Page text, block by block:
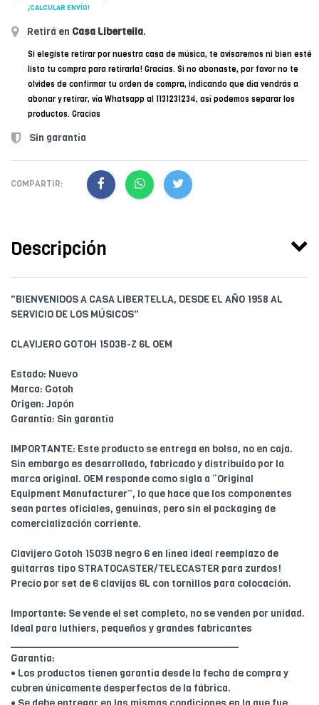
¡CALCULAR ENVÍO!
Retirá en Casa Libertella.
Si elegiste retirar por nuestra casa de música, te avisaremos ni bien esté
lista tu compra para retirarla! Gracias. Si no abonaste, por favor no te
olvides de confirmar tu orden de compra, indicando que día vendrás a
abonar y retirar, vía Whatsapp al 1131231234, así podemos separar los
productos. Gracias
Sin garantía
COMPARTIR:
Descripción
"BIENVENIDOS A CASA LIBERTELLA, DESDE EL AÑO 1958 AL
SERVICIO DE LOS MÚSICOS"
CLAVIJERO GOTOH 1503B-Z 6L OEM
Estado: Nuevo
Marca: Gotoh
Origen: Japón
Garantía: Sin garantía
IMPORTANTE: Este producto se entrega en bolsa, no en caja.
Sin embargo es desarrollado, fabricado y distribuido por la
marca original. OEM responde como sigla a “Original
Equipment Manufacturer”, lo que hace que los componentes
sean partes oficiales, genuinas, pero sin el packaging de
comercialización corriente.
Clavijero Gotoh 1503B negro 6 en línea ideal reemplazo de
guitarras tipo STRATOCASTER/TELECASTER para zurdos!
Precio por set de 6 clavijas 6L con tornillos para colocación.
Importante: Se vende el set completo, no se venden por unidad.
Ideal para luthiers, pequeños y grandes fabricantes
________________________________________
Garantía:
• Los productos tienen garantía desde la fecha de compra y
cubren únicamente desperfectos de la fábrica.